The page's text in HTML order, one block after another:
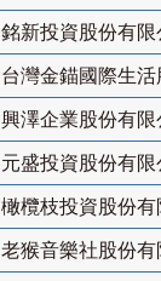
銘新投資股份有限
台灣金錨國際生活
興澤企業股份有限
元盛投資股份有限
橄欖枝投資股份有
老猴音樂社股份有